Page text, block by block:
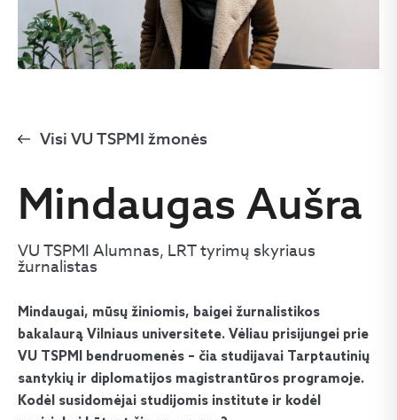
Visi VU TSPMI žmonės
Mindaugas Aušra
VU TSPMI Alumnas, LRT tyrimų skyriaus
žurnalistas
Mindaugai, mūsų žiniomis, baigei žurnalistikos
bakalaurą Vilniaus universitete. Vėliau prisijungei prie
VU TSPMI bendruomenės – čia studijavai Tarptautinių
santykių ir diplomatijos magistrantūros programoje.
Kodėl susidomėjai studijomis institute ir kodėl